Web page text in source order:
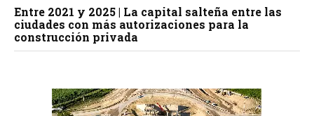
Entre 2021 y 2025 | La capital salteña entre las
ciudades con más autorizaciones para la
construcción privada